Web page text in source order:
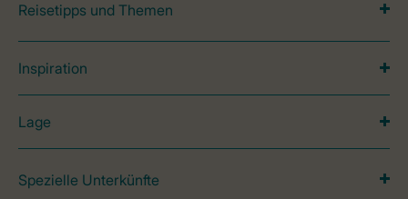
Reisetipps und Themen
Inspiration
Lage
Spezielle Unterkünfte